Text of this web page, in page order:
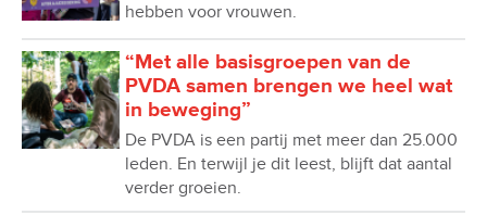
hebben voor vrouwen.
“Met alle basisgroepen van de
PVDA samen brengen we heel wat
in beweging”
De PVDA is een partij met meer dan 25.000
leden. En terwijl je dit leest, blijft dat aantal
verder groeien.